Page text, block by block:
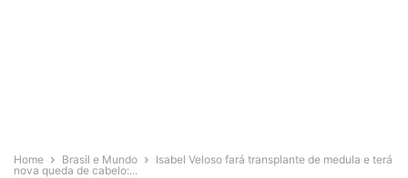
Home Brasil e Mundo
Isabel Veloso fará transplante de medula e terá
nova queda de cabelo:...